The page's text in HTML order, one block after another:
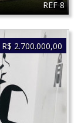
REF 8
R$ 2.700.000,00